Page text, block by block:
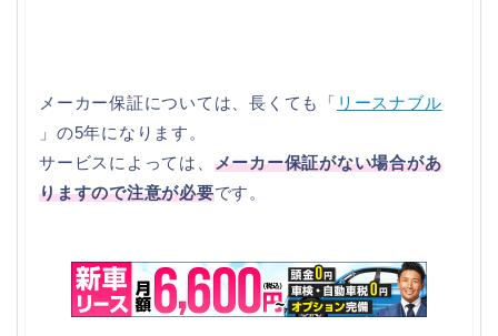
メーカー保証については、長くても「 リースナブル
」の5年になります。
サービスによっては、 メーカー保証がない場合があ
りますので注意が必要です。